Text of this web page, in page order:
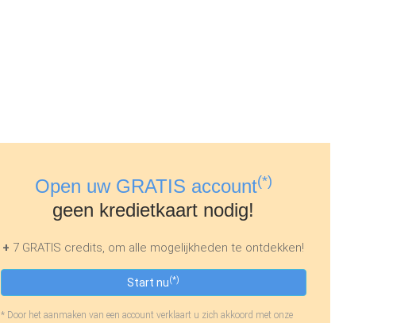
Open uw GRATIS account(*)
geen kredietkaart nodig!
+ 7 GRATIS credits, om alle mogelijkheden te ontdekken!
Start nu(*)
* Door het aanmaken van een account verklaart u zich akkoord met onze